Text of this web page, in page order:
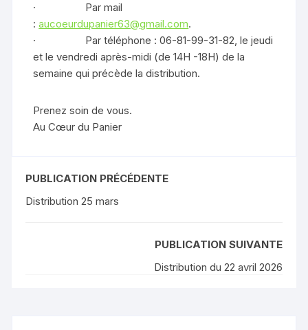
· Par mail
:aucoeurdupanier63@gmail.com.
· Par téléphone : 06-81-99-31-82, le jeudi
et le vendredi après-midi (de 14H -18H) de la
semaine qui précède la distribution.
Prenez soin de vous.
Au Cœur du Panier
PUBLICATION PRÉCÉDENTE
Distribution 25 mars
PUBLICATION SUIVANTE
Distribution du 22 avril 2026